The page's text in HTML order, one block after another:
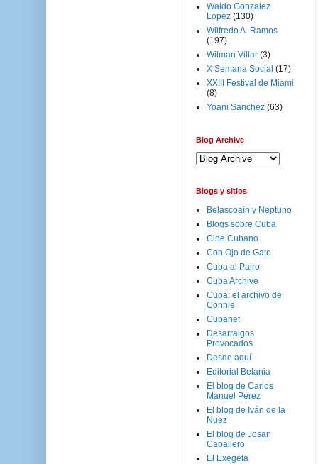
Waldo Gonzalez
Lopez (130)
Wilfredo A. Ramos
(197)
Wilman Villar (3)
X Semana Social (17)
XXIII Festival de Miami
(8)
Yoani Sanchez (63)
Blog Archive
Blogs y sitios
Belascoaín y Neptuno
Blogs sobre Cuba
Cine Cubano
Con Ojo de Gato
Cuba al Pairo
Cuba Archive
Cuba: el archivo de
Connie
Cubanet
Desarraigos
Provocados
Desde aquí
Editorial Betania
El blog de Carlos
Manuel Pérez
El blog de Iván de la
Nuez
El blog de Josan
Caballero
El Exegeta